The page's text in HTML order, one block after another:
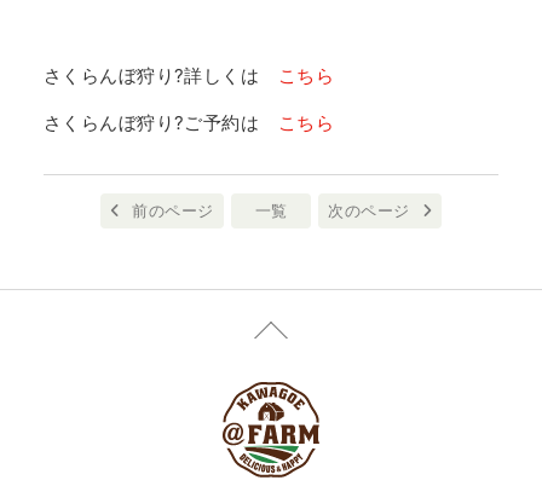
さくらんぼ狩り?詳しくは こちら
さくらんぼ狩り?ご予約は こちら
前のページ 一覧 次のページ